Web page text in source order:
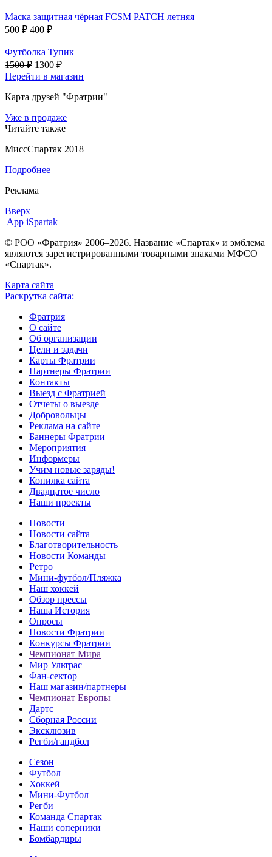
Маска защитная чёрная FCSM PATCH летняя
500 ₽ 400 ₽
Футболка Тупик
1500 ₽ 1300 ₽
Перейти в магазин
Карта друзей "Фратрии"
Уже в продаже
Читайте также
МиссСпартак 2018
Подробнее
Реклама
Вверх
App iSpartak
© РОО «Фратрия» 2006–2026. Название «Спартак» и эмблема
являются зарегистрированными товарными знаками МФСО
«Спартак».
Карта сайта
Раскрутка сайта:
Фратрия
О сайте
Об организации
Цели и задачи
Карты Фратрии
Партнеры Фратрии
Контакты
Выезд с Фратрией
Отчеты о выезде
Добровольцы
Реклама на сайте
Баннеры Фратрии
Мероприятия
Информеры
Учим новые заряды!
Копилка сайта
Двадцатое число
Наши проекты
Новости
Новости сайта
Благотворительность
Новости Команды
Ретро
Мини-футбол/Пляжка
Наш хоккей
Обзор прессы
Наша История
Опросы
Новости Фратрии
Конкурсы Фратрии
Чемпионат Мира
Мир Ультрас
Фан-cектор
Наш магазин/партнеры
Чемпионат Европы
Дартс
Сборная России
Эксклюзив
Регби/гандбол
Сезон
Футбол
Хоккей
Мини-Футбол
Регби
Команда Спартак
Наши соперники
Бомбардиры